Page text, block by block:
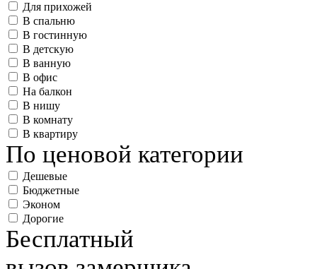
Для прихожей
В спальню
В гостинную
В детскую
В ванную
В офис
На балкон
В нишу
В комнату
В квартиру
По ценовой категории
Дешевые
Бюджетные
Эконом
Дорогие
Бесплатный